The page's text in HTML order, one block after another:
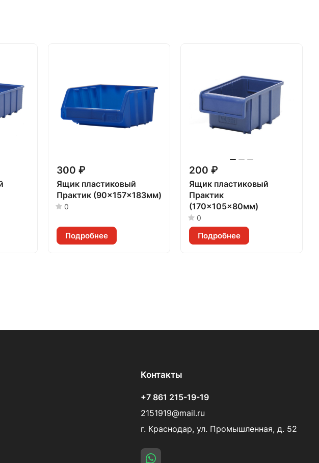
300 ₽
Ящик пластиковый
Практик (90x157x183мм)
0
Подробнее
200 ₽
Ящик пластиковый
Практик
(170x105x80мм)
0
Подробнее
Контакты
+7 861 215-19-19
2151919@mail.ru
г. Краснодар, ул. Промышленная, д. 52